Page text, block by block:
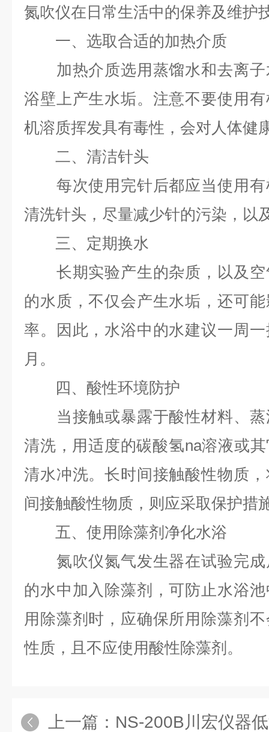
氮吹仪在日常生活中的保养及维护
一、选取合适的加热介质
加热介质选用蒸馏水和去离子
浴壁上产生水垢。注意不要使用
机溶质挥发具有毒性，会对人体健
二、清洁针头
每次使用完针后都应当使用有
清洗针头，尽量减少针的污染，以
三、定期换水
长期实验产生的杂质，以及空
的水质，不仅会产生水垢，还可
率。因此，水浴中的水建议一周
月。
四、酸性环境防护
当接触或暴露于酸性材料、蒸
清洗，用适度的碳酸氢na溶液或
清水冲洗。长时间接触酸性物质
间接触酸性物质，则应采取保护措
五、使用除藻剂净化水浴
氮吹仪氮气发生器在试验完成
的水中加入除藻剂，可防止水浴
用除藻剂时，应确保所用除藻剂
性质，且不应使用酸性除藻剂。
上一篇： NS-200B川宏仪器